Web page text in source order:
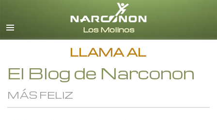
Español
Todas las Regiones/Idiomas
LLAMA AL
El Blog de Narconon
MÁS FELIZ